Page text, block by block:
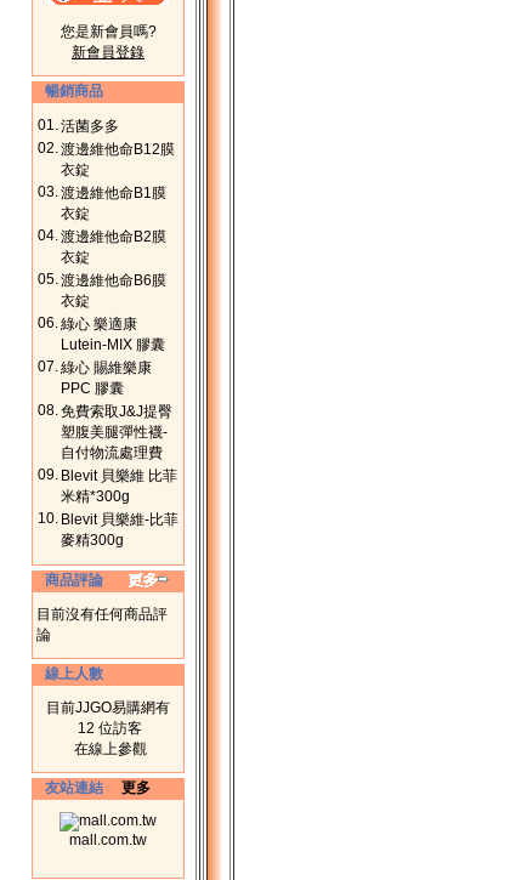
您是新會員嗎?
新會員登錄
暢銷商品
01.活菌多多
02.渡邊維他命B12膜
衣錠
03.渡邊維他命B1膜
衣錠
04.渡邊維他命B2膜
衣錠
05.渡邊維他命B6膜
衣錠
06.綠心 樂適康
Lutein-MIX 膠囊
07.綠心 賜維樂康
PPC 膠囊
08.免費索取J&J提臀
塑腹美腿彈性襪-
自付物流處理費
09. Blevit 貝樂維 比菲
米精*300g
10. Blevit 貝樂維-比菲
麥精300g
商品評論
目前沒有任何商品評
論
線上人數
目前JJGO易購網有
12 位訪客
在線上參觀
友站連結 更多
mall.com.tw